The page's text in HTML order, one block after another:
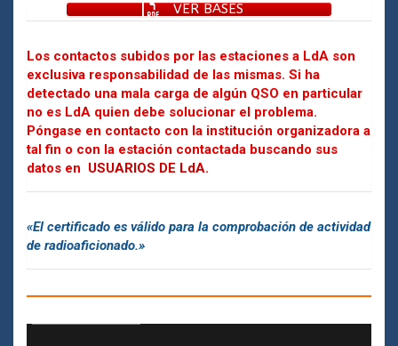
VER BASES
Los contactos subidos por las estaciones a LdA son
exclusiva responsabilidad de las mismas. Si ha
detectado una mala carga de algún QSO en particular
no es LdA quien debe solucionar el problema.
Póngase en contacto con la institución organizadora a
tal fin o con la estación contactada buscando sus
datos en USUARIOS DE LdA.
«El certificado es válido para la comprobación de actividad
de radioaficionado.»